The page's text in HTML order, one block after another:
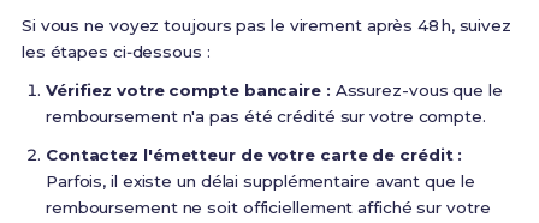
Si vous ne voyez toujours pas le virement après 48 h, suivez
les étapes ci‑dessous :
Vérifiez votre compte bancaire : Assurez-vous que le
remboursement n'a pas été crédité sur votre compte.
Contactez l'émetteur de votre carte de crédit :
Parfois, il existe un délai supplémentaire avant que le
remboursement ne soit officiellement affiché sur votre